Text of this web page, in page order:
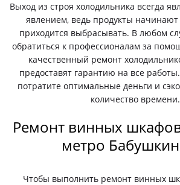
Выход из строя холодильника всегда
явлением, ведь продукты начинают
приходится выбрасывать. В любом
обратиться к профессионалам за
качественный ремонт
предоставят гарантию на все
потратите оптимальные деньги и
количество времени.
Ремонт винных
метро
Чтобы выполнить ремонт винных